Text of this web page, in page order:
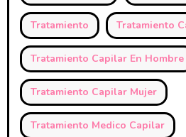
Tratamiento Tratamiento
Tratamiento Capilar En Hombre
Tratamiento Capilar Mujer
Tratamiento Medico Capilar